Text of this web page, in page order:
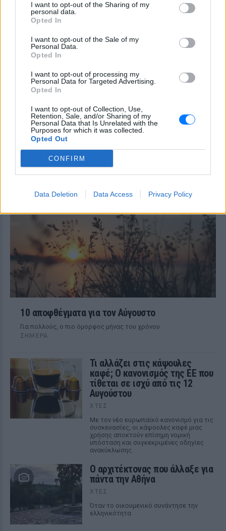
I want to opt-out of the Sharing of my
personal data.
Opted In
I want to opt-out of the Sale of my
Personal Data.
Opted In
I want to opt-out of processing my
Personal Data for Targeted Advertising.
Opted In
I want to opt-out of Collection, Use,
Retention, Sale, and/or Sharing of my
Personal Data that Is Unrelated with the
Purposes for which it was collected.
Opted Out
CONFIRM
Data Deletion Data Access Privacy Policy
Και υπάρχει λόγος
Έγραψε ιστορία με την πένα
στην Παλαιστίνη
ΣΉΜΕΡΑ
εποχή της και έγινε σύμβολο ενός
ολόκληρου λαού
Η έρευνα που ανατρέπει όσα
δημιουργικότητα
ΣΉΜΕΡΑ
10 αποφθέγματα για τον Αύγουστο
Για πολλούς, ο πιο όμορφος μήνας του χρόνου
ΣΉΜΕΡΑ
Τι αλλάζει στις κάψουλες
καφέ; Ο κανονισμός της ΕΕ που
τίθεται σε ισχύ από τις 12
Αυγούστου
ΧΤΕΣ
Με τον νέο ευρωπαϊκό κανονισμό για τις
συσκευασίες, οι κάψουλες καφέ μιας
χρήσης αποκτούν επίσημη νομική
υπόσταση και συγκεκριμένες οδηγίες
ανακύκλωσης.
Ο αρχιτέκτονας που άλλαξε για
πάντα την Αθήνα
ΧΤΕΣ
Όταν το οικουμενικό συνάντησε την
ελληνικότητα